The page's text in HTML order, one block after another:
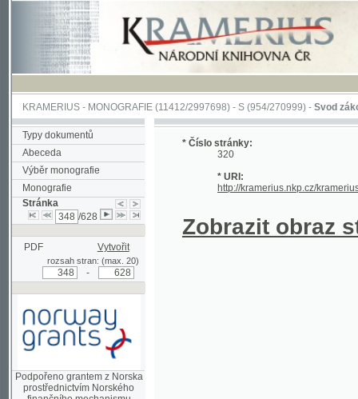
KRAMERIUS-MONOGRAFIE(11412/2997698) -S (954/270999)-Svod zákonův
Typy dokumentů
Abeceda
Výběr monografie
Monografie
Stránka
/628
PDF Vytvořit
rozsah stran: (max. 20)
Podpořeno grantem z Norska
prostřednictvím Norského
* Číslo stránky:
320
* URI:
http://kramerius.nkp.cz/kramerius/